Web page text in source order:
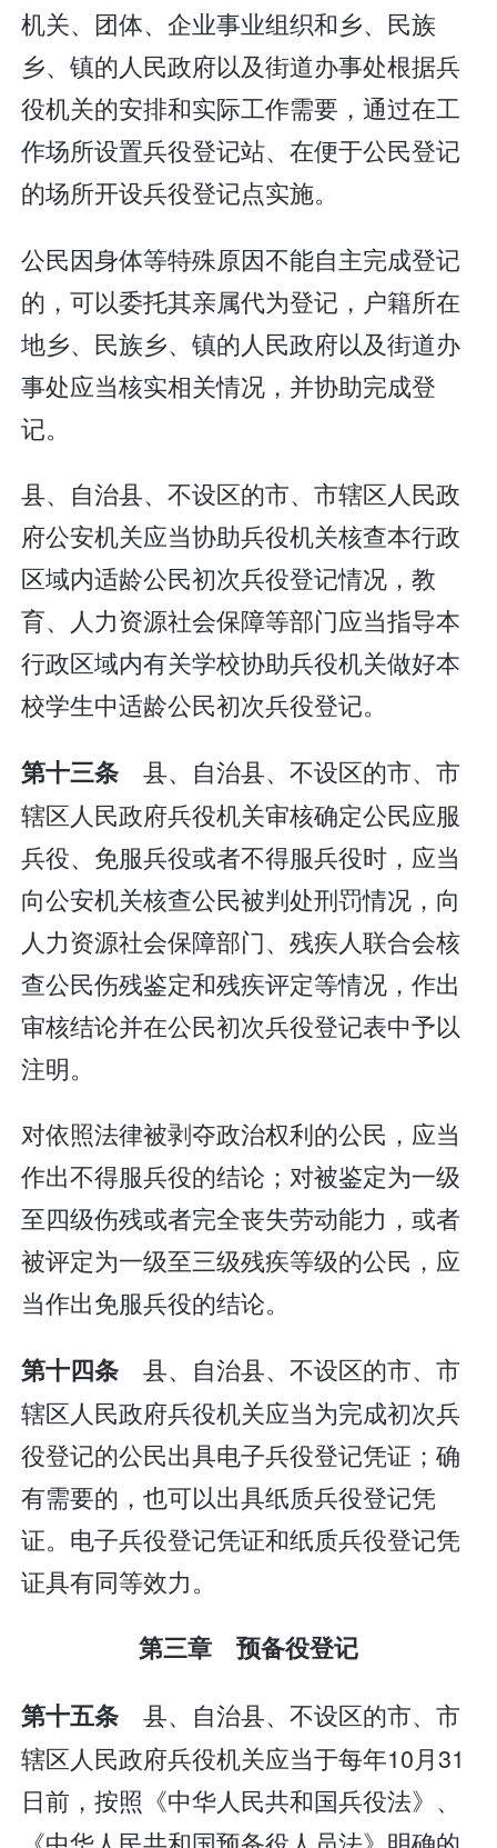
机关、团体、企业事业组织和乡、民族
乡、镇的人民政府以及街道办事处根据兵
役机关的安排和实际工作需要，通过在工
作场所设置兵役登记站、在便于公民登记
的场所开设兵役登记点实施。
公民因身体等特殊原因不能自主完成登记
的，可以委托其亲属代为登记，户籍所在
地乡、民族乡、镇的人民政府以及街道办
事处应当核实相关情况，并协助完成登
记。
县、自治县、不设区的市、市辖区人民政
府公安机关应当协助兵役机关核查本行政
区域内适龄公民初次兵役登记情况，教
育、人力资源社会保障等部门应当指导本
行政区域内有关学校协助兵役机关做好本
校学生中适龄公民初次兵役登记。
第十三条县、自治县、不设区的市、市
辖区人民政府兵役机关审核确定公民应服
兵役、免服兵役或者不得服兵役时，应当
向公安机关核查公民被判处刑罚情况，向
人力资源社会保障部门、残疾人联合会核
查公民伤残鉴定和残疾评定等情况，作出
审核结论并在公民初次兵役登记表中予以
注明。
对依照法律被剥夺政治权利的公民，应当
作出不得服兵役的结论；对被鉴定为一级
至四级伤残或者完全丧失劳动能力，或者
被评定为一级至三级残疾等级的公民，应
当作出免服兵役的结论。
第十四条县、自治县、不设区的市、市
辖区人民政府兵役机关应当为完成初次兵
役登记的公民出具电子兵役登记凭证；确
有需要的，也可以出具纸质兵役登记凭
证。电子兵役登记凭证和纸质兵役登记凭
证具有同等效力。
第三章 预备役登记
第十五条县、自治县、不设区的市、市
辖区人民政府兵役机关应当于每年10月31
日前，按照《中华人民共和国兵役法》、